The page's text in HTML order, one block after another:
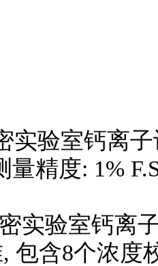
实验室钙离
量精度: 1%
实验室钙离
, 包含8个浓度